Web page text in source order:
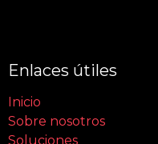
Enlaces útiles
Inicio
Sobre nosotros
Soluciones